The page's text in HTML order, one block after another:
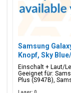
Samsung
Knopf, Sky
Einschalt + Laut/
Geeignet für:
Plus (S947B),